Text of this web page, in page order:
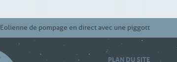
Eolienne de pompage en direct avec une piggott
PLAN DU SITE